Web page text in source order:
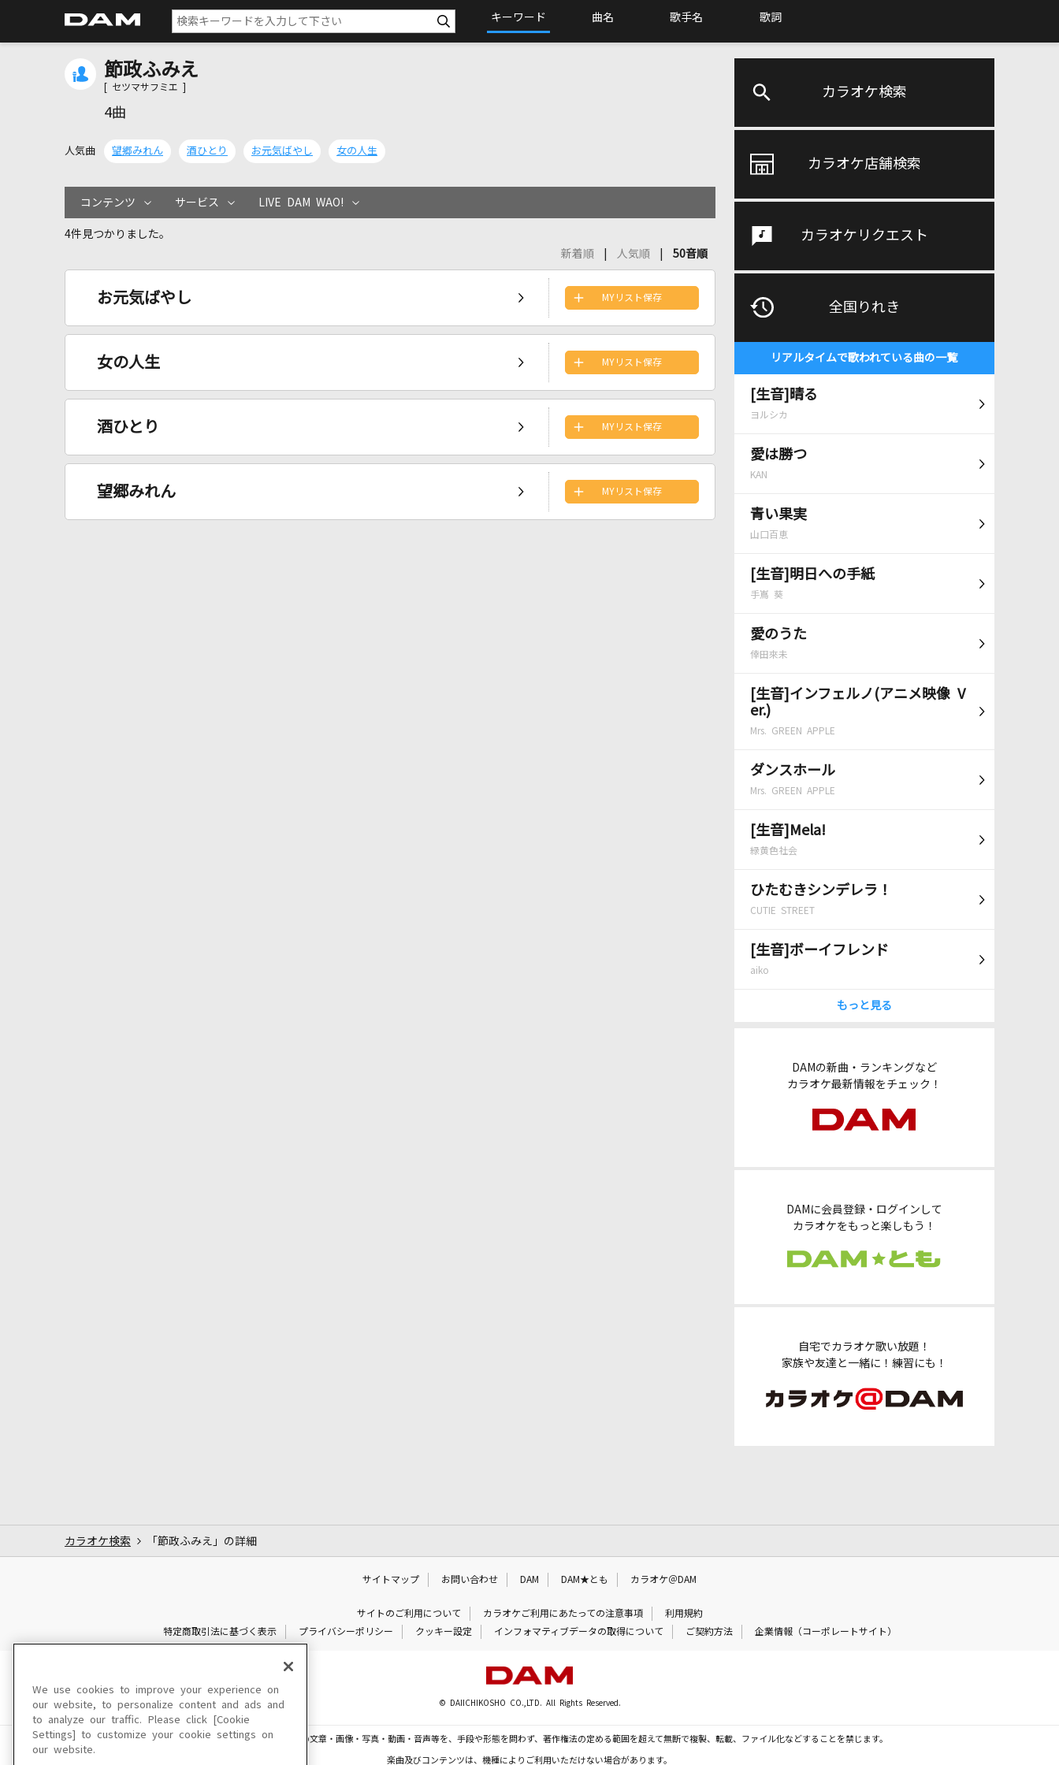
キーワード 曲名 歌手名 歌詞
カラオケ検索
カラオケ店舗検索
カラオケリクエスト
全国りれき
リアルタイムで歌われている曲の一覧
[生音]晴る
ヨルシカ
愛は勝つ
KAN
青い果実
山口百恵
[生音]明日への手紙
手嶌 葵
愛のうた
倖田來未
[生音]インフェルノ(アニメ映像 V
er.)
Mrs. GREEN APPLE
ダンスホール
Mrs. GREEN APPLE
[生音]Mela!
緑黄色社会
ひたむきシンデレラ！
CUTIE STREET
[生音]ボーイフレンド
aiko
もっと見る
DAMの新曲・ランキングなど
カラオケ最新情報をチェック！
DAMに会員登録・ログインして
カラオケをもっと楽しもう！
自宅でカラオケ歌い放題！
家族や友達と一緒に！練習にも！
節政ふみえ
[ セツマサフミエ ]
4曲
人気曲 望郷みれん 酒ひとり お元気ばやし 女の人生
コンテンツ サービス LIVE DAM WAO!
4件見つかりました。
新着順
人気順 50音順
お元気ばやし MYリスト保存
女の人生 MYリスト保存
酒ひとり MYリスト保存
望郷みれん MYリスト保存
カラオケ検索 「節政ふみえ」の詳細
サイトマップ お問い合わせ DAM DAM★とも カラオケ＠DAM
サイトのご利用について カラオケご利用にあたっての注意事項
利用規約
特定商取引法に基づく表示
プライバシーポリシー クッキー設定 インフォマティブデータの取得について ご契約方法 企業情報（コーポレートサイト）
© DAIICHIKOSHO CO.,LTD. All Rights Reserved.
このサイトに掲載されている一切の文章・画像・写真・動画・音声等を、手段や形態を問わず、著作権法の定める範囲を超えて無断で複製、転載、ファイル化などすることを禁じます。
楽曲及びコンテンツは、機種によりご利用いただけない場合があります。
We use cookies to improve your experience on
our website, to personalize content and ads and
to analyze our traffic. Please click [Cookie
Settings] to customize your cookie settings on
our website.